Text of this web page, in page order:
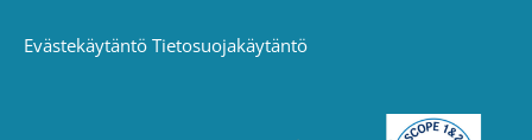
Evästekäytäntö Tietosuojakäytäntö